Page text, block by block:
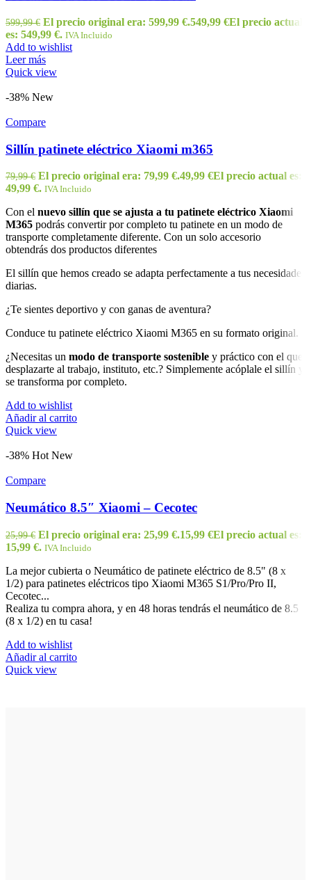
599,99€ El precio original era: 599,99 €.549,99 €El precio actual
es: 549,99 €. IVA Incluido
Add to wishlist
Leer más
Quick view
-38% New
Compare
Sillín patinete eléctrico Xiaomi m365
79,99€ El precio original era: 79,99 €.49,99 €El precio actual es:
49,99 €. IVA Incluido
Con el nuevo sillín que se ajusta a tu patinete eléctrico Xiaomi
M365 podrás convertir por completo tu patinete en un modo de
transporte completamente diferente. Con un solo accesorio
obtendrás dos productos diferentes
El sillín que hemos creado se adapta perfectamente a tus necesidades
diarias.
¿Te sientes deportivo y con ganas de aventura?
Conduce tu patinete eléctrico Xiaomi M365 en su formato original.
¿Necesitas un modo de transporte sostenible y práctico con el que
desplazarte al trabajo, instituto, etc.? Simplemente acóplale el sillín y
se transforma por completo.
Add to wishlist
Añadir al carrito
Quick view
-38% Hot New
Compare
Neumático 8.5″ Xiaomi – Cecotec
25,99€ El precio original era: 25,99 €.15,99 €El precio actual es:
15,99 €. IVA Incluido
La mejor cubierta o Neumático de patinete eléctrico de 8.5" (8 x
1/2) para patinetes eléctricos tipo Xiaomi M365 S1/Pro/Pro II,
Cecotec...
Realiza tu compra ahora, y en 48 horas tendrás el neumático de 8.5
(8 x 1/2) en tu casa!
Add to wishlist
Añadir al carrito
Quick view